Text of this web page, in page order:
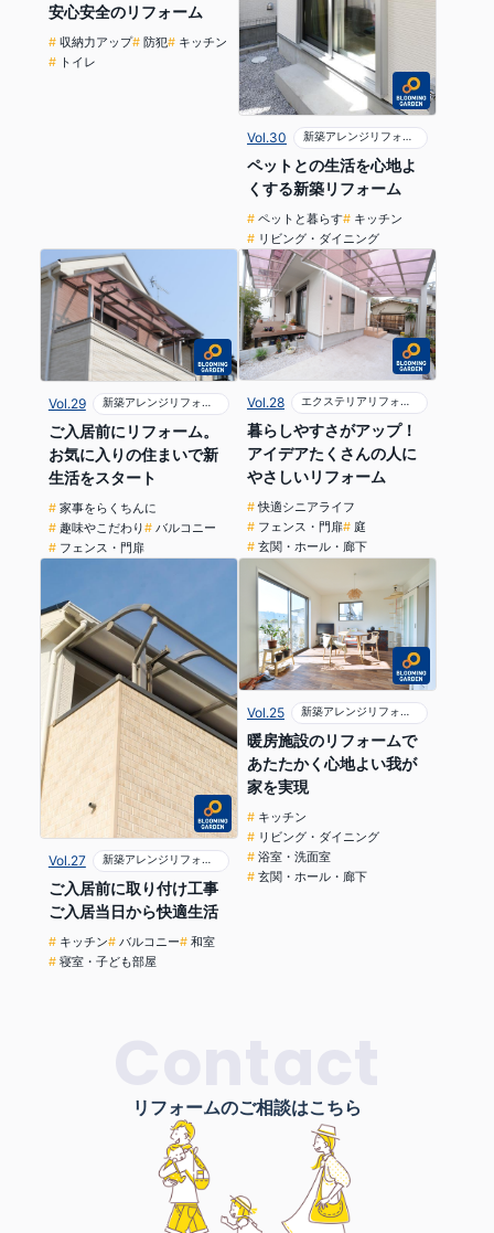
安心安全のリフォーム
収納力アップ 防犯
キッチン
トイレ
Vol.30 新築アレンジリフォーム
ペットとの生活を心地よ
くする新築リフォーム
ペットと暮らす
キッチン
リビング・ダイニング
Vol.29 新築アレンジリフォーム
ご入居前にリフォーム。
お気に入りの住まいで新
生活をスタート
家事をらくちんに
趣味やこだわり
バルコニー
フェンス・門扉
Vol.28 エクステリアリフォーム
暮らしやすさがアップ！
アイデアたくさんの人に
やさしいリフォーム
快適シニアライフ
フェンス・門扉
庭
玄関・ホール・廊下
Vol.27 新築アレンジリフォーム
ご入居前に取り付け工事
ご入居当日から快適生活
キッチン バルコニー
和室
寝室・子ども部屋
Vol.25 新築アレンジリフォーム
暖房施設のリフォームで
あたたかく心地よい我が
家を実現
キッチン
リビング・ダイニング
浴室・洗面室
玄関・ホール・廊下
リフォームのご相談はこちら